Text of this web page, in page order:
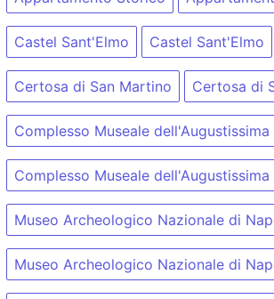
Castel Sant'Elmo Castel Sant'Elmo
Certosa di San Martino Certosa di
Complesso Museale
Complesso Museale
Museo Archeologico Nazionale di
Museo Archeologico Nazionale di